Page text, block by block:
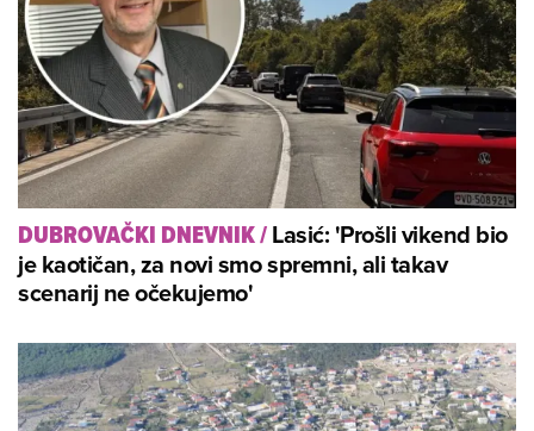
DUBROVAČKI DNEVNIK/Lasić: 'Prošli vikend bio
je kaotičan, za novi smo spremni, ali takav
scenarij ne očekujemo'